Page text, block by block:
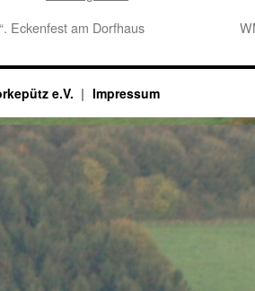
Eckenfest am Dorfhaus
e.V. Impressum